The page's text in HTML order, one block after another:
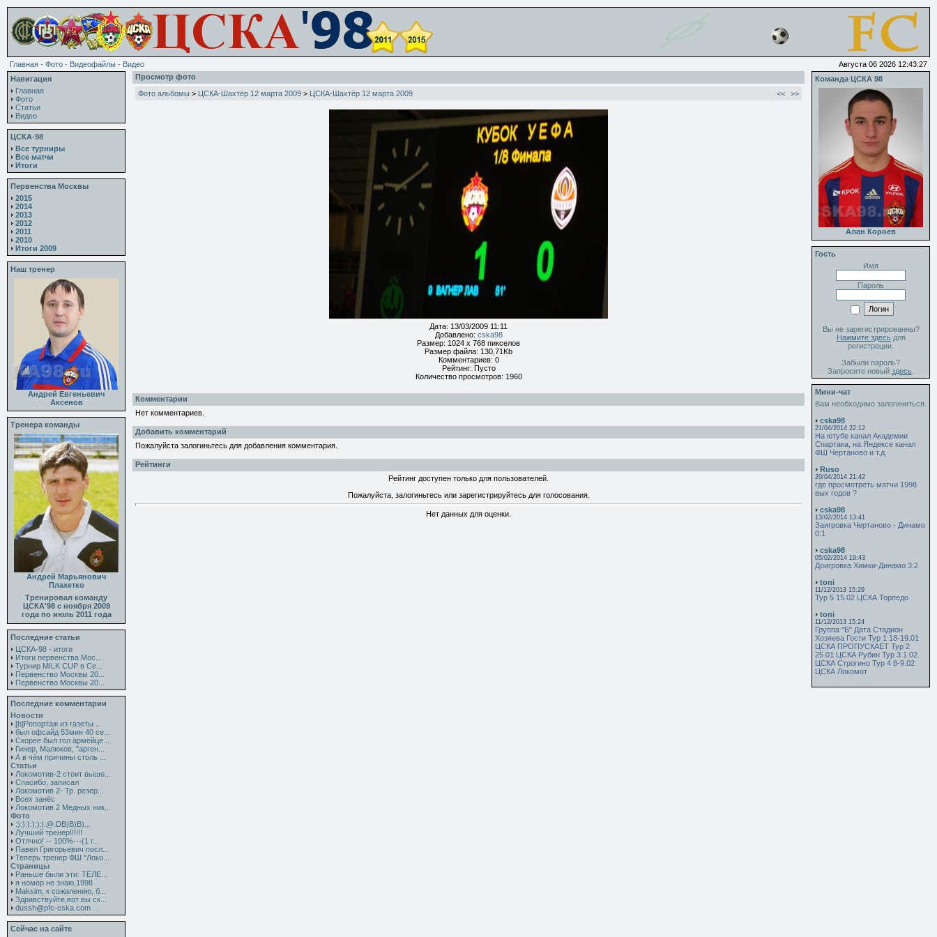
Главная · Фото · Видеофайлы · Видео
Августа 06 2026 12:43:27
Навигация
Главная
Фото
Статьи
Видео
ЦСКА-98
Все турниры
Все матчи
Итоги
Первенства Москвы
2015
2014
2013
2012
2011
2010
Итоги 2009
Наш тренер
Андрей Евгеньевич
Аксенов
Тренера команды
Андрей Марьянович
Плахетко
Тренировал команду
ЦСКА'98 с ноября 2009
года по июль 2011 года
Последние статьи
ЦСКА-98 - итоги
Итоги первенства Мос...
Турнир MILK CUP в Се...
Первенство Москвы 20...
Первенство Москвы 20...
Последние комментарии
Новости
[b]Репортаж из газеты ...
был офсайд 53мин 40 се...
Скорее был гол армейце...
Гинер, Малюков, "арген...
А в чём причины столь ...
Статьи
Локомотив-2 стоит выше...
Спасибо, записал
Локомотив 2- Тр. резер...
Всех занёс
Локомотив 2 Медных ник...
Фото
:):):):);):|:@:DB)B)B)...
Лучший тренер!!!!!!
Отлчно! -- 100%---(1 г...
Павел Григорьевич посл...
Теперь тренер ФШ "Локо...
Страницы
Раньше были эти: ТЕЛЕ...
я номер не знаю,1998
Maksim, к сожалению, б...
Здравствуйте,вот вы ск...
dussh@pfc-cska.com ...
Сейчас на сайте
Просмотр фото
Фото альбомы > ЦСКА-Шахтёр 12 марта 2009 > ЦСКА-Шахтёр 12 марта 2009 << >>
Дата: 13/03/2009 11:11
Добавлено: cska98
Размер: 1024 x 768 пикселов
Размер файла: 130,71Kb
Комментариев: 0
Рейтинг: Пусто
Количество просмотров: 1960
Комментарии
Нет комментариев.
Добавить комментарий
Пожалуйста залогиньтесь для добавления комментария.
Рейтинги
Рейтинг доступен только для пользователей.
Пожалуйста, залогиньтесь или зарегистрируйтесь для голосования.
Нет данных для оценки.
Команда ЦСКА 98
Алан Короев
Гость
Имя
Пароль
Вы не зарегистрированны?
Нажмите здесьдля
регистрации.
Забыли пароль?
Запросите новый здесь
Мини-чат
Вам необходимо залогиниться.
cska98
21/04/2014 22:12
На ютубе канал Академии
Спартака, на Яндексе канал
ФШ Чертаново и т.д.
Ruso
20/04/2014 21:42
где просмотреть матчи 1998
вых годов ?
cska98
13/02/2014 13:41
Заигровка Чертаново - Динамо
0:1
cska98
05/02/2014 19:43
Доигровка Химки-Динамо 3:2
toni
11/12/2013 15:29
Тур 5 15.02 ЦСКА Торпедо
toni
11/12/2013 15:24
Группа "Б" Дата Стадион
Хозяева Гости Тур 1 18-19.01
ЦСКА ПРОПУСКАЕТ Тур 2
25.01 ЦСКА Рубин Тур 3 1.02.
ЦСКА Строгино Тур 4 8-9.02
ЦСКА Локомот